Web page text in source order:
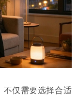
不仅需要选择合适